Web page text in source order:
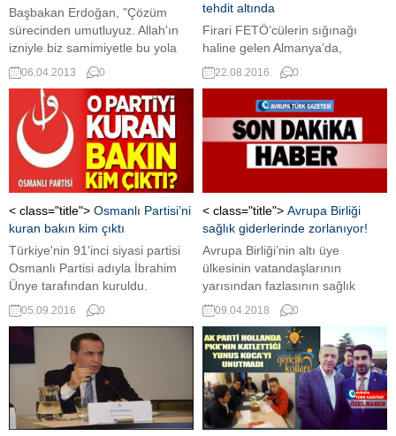
Başbakan Erdoğan, "Çözüm
sürecinden umutluyuz. Allah'ın
izniyle biz samimiyetle bu yola
çıktık. Niyetimiz hayır, akıbeti de
inşallah hayır olacak" dedi.
06.04.2013 0
tehdit altında
Firari FETÖ’cülerin sığınağı
haline gelen Almanya’da,
Türkleri temsil eden kuruluşlar
hedef alınmaya başlandı. Welt
am Sonntag gazetesi, MİT'in
Almanya'da 6 bin muhbirden
oluşan ağı olduğunu iddia
ederken, Almanya Federal
Meclis Parlamento Kontrol
Komitesi MİT'in “gizli faaliyetleri
var, araştırılsın” dedi.
22.08.2016 0
< class="title"> Osmanlı Partisi’ni
kuran bakın kim çıktı
Türkiye'nin 91'inci siyasi partisi
Osmanlı Partisi adıyla İbrahim
Ünye tarafından kuruldu.
05.09.2016 0
< class="title"> Avrupa Birliği
sağlık giderlerinde zorlanıyor!
Avrupa Birliği’nin altı üye
ülkesinin vatandaşlarının
yarısından fazlasının sağlık
giderlerini karşılamakta ciddi
sıkıntı çektiği ortaya çıktı. Avrupa
İstatistik Ofisinin (Eurostat) son
yayımladığı verilere göre, AB
üyesi Yunanistan, Macaristan,
Güney Kıbrıs Rum yönetimi,
Letonya, Slovakya ve İtalya’daki
vatandaşların yüzde 50’den
09.04.2018 0